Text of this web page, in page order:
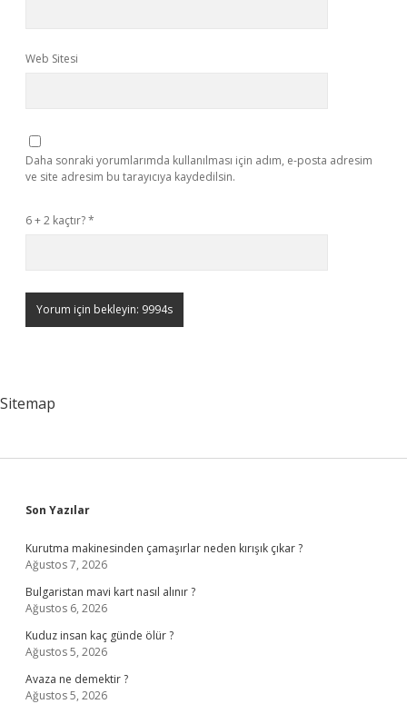
Web Sitesi
Daha sonraki yorumlarımda kullanılması için adım, e-posta adresim
ve site adresim bu tarayıcıya kaydedilsin.
6 + 2 kaçtır?*
Sitemap
Sidebar
Son Yazılar
Kurutma makinesinden çamaşırlar neden kırışık çıkar ?
Ağustos 7, 2026
Bulgaristan mavi kart nasıl alınır ?
Ağustos 6, 2026
Kuduz insan kaç günde ölür ?
Ağustos 5, 2026
Avaza ne demektir ?
Ağustos 5, 2026